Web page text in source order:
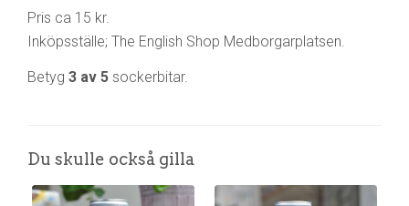
Pris ca 15 kr.
Inköpsställe; The English Shop Medborgarplatsen.
Betyg 3 av 5 sockerbitar.
Du skulle också gilla